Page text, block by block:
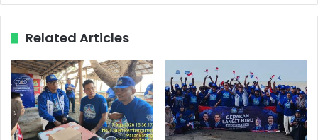
Related Articles